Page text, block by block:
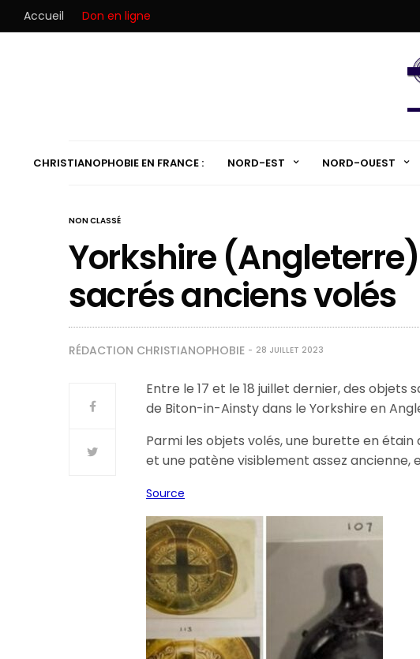
Accueil Don en ligne
CHRISTIANOPHOBIE EN FRANCE : NORD-EST NORD-OUEST
NON CLASSÉ
Yorkshire
sacrés anciens volés
RÉDACTION CHRISTIANOPHOBIE 28 JUILLET 2023
Entre le 17 et le 18 juillet dernier, des objets
de Biton-in-Ainsty dans le Yorkshire en
Parmi les objets volés, une burette en étain
et une patène visiblement assez ancienne,
Source